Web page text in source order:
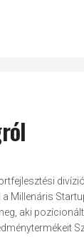
Millenáris
aki